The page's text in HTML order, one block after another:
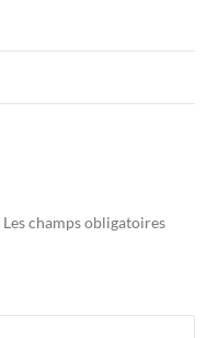
Les champs obligatoires